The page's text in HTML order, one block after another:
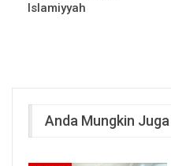
Islamiyyah
Anda Mungkin